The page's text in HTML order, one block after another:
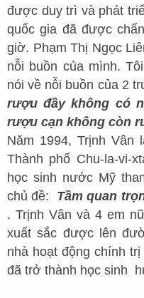
được duy trì và phát
quốc gia đã được
giờ. Phạm Thị Ngọc
nỗi buồn của mình.
nói về nỗi buồn của 2
rượu đầy không có
rượu cạn không còn
Năm 1994, Trịnh
Thành phố Chu-la-vi-
học sinh nước Mỹ
chủ đề: Tầm quan
. Trịnh Vân và 4 em
xuất sắc được lên
nhà hoạt động chính
đã trở thành học sinh